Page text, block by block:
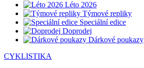
Léto 2026
Týmové repliky
Speciální edice
Doprodej
Dárkové poukazy
CYKLISTIKA